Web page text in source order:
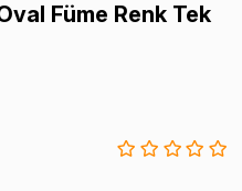
Füme Renk Tek